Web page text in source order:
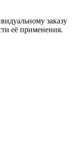
заказу
её применения.